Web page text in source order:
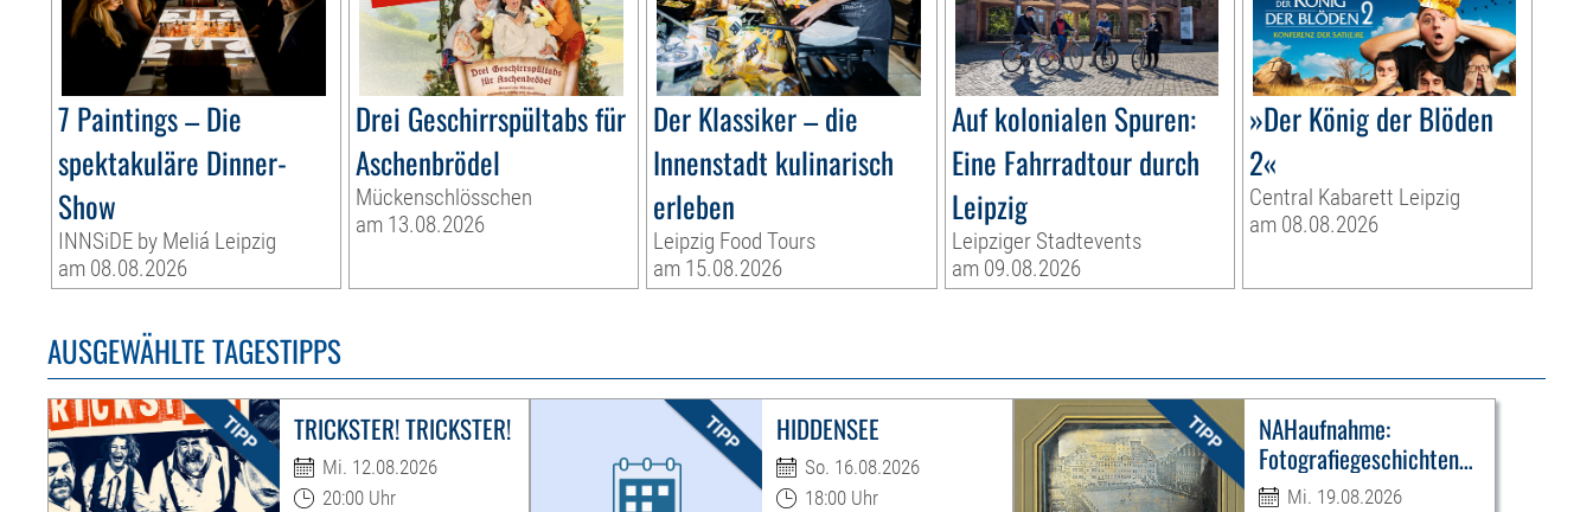
7 Paintings – Die
spektakuläre Dinner-
Show
INNSiDE by Meliá Leipzig
am 08.08.2026
Drei Geschirrspültabs für
Aschenbrödel
Mückenschlösschen
am 13.08.2026
Der Klassiker – die
Innenstadt kulinarisch
erleben
Leipzig Food Tours
am 15.08.2026
Auf kolonialen Spuren:
Eine Fahrradtour durch
Leipzig
Leipziger Stadtevents
am 09.08.2026
»Der König der Blöden
2«
Central Kabarett Leipzig
am 08.08.2026
AUSGEWÄHLTE TAGESTIPPS
TRICKSTER! TRICKSTER!
Mi. 12.08.2026
20:00 Uhr
HIDDENSEE
So. 16.08.2026
18:00 Uhr
NAHaufnahme:
Fotografiegeschichten
Leipzigs
Mi. 19.08.2026